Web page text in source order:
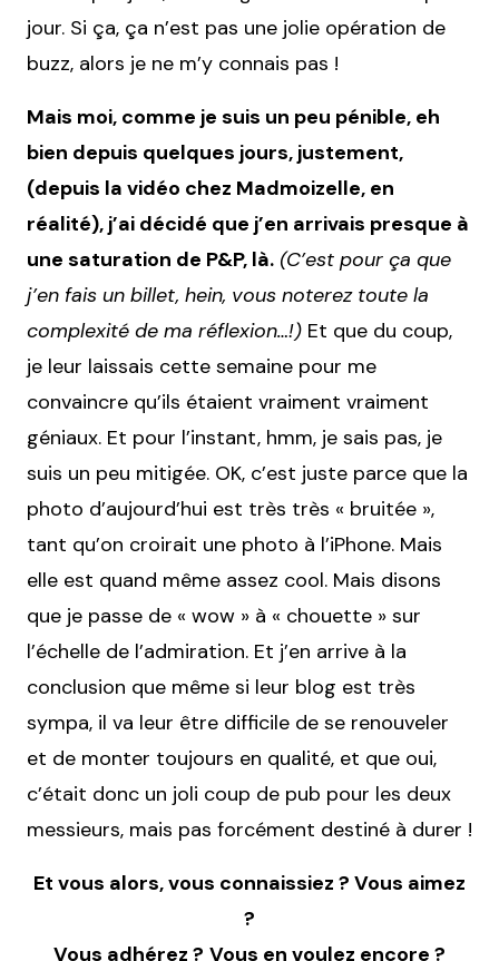
jour. Si ça, ça n’est pas une jolie opération de
buzz, alors je ne m’y connais pas !
Mais moi, comme je suis un peu pénible, eh
bien depuis quelques jours, justement,
(depuis la vidéo chez Madmoizelle, en
réalité), j’ai décidé que j’en arrivais presque à
une saturation de P&P, là. (C’est pour ça que
j’en fais un billet, hein, vous noterez toute la
complexité de ma réflexion…!) Et que du coup,
je leur laissais cette semaine pour me
convaincre qu’ils étaient vraiment vraiment
géniaux. Et pour l’instant, hmm, je sais pas, je
suis un peu mitigée. OK, c’est juste parce que la
photo d’aujourd’hui est très très « bruitée »,
tant qu’on croirait une photo à l’iPhone. Mais
elle est quand même assez cool. Mais disons
que je passe de « wow » à « chouette » sur
l’échelle de l’admiration. Et j’en arrive à la
conclusion que même si leur blog est très
sympa, il va leur être difficile de se renouveler
et de monter toujours en qualité, et que oui,
c’était donc un joli coup de pub pour les deux
messieurs, mais pas forcément destiné à durer !
Et vous alors, vous connaissiez ? Vous aimez
?
Vous adhérez ? Vous en voulez encore ?